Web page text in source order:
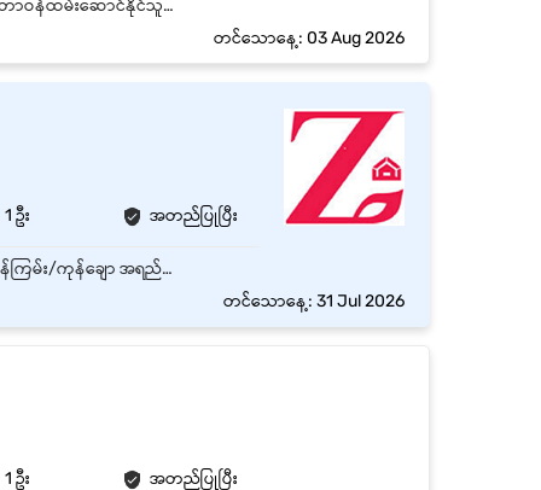
သင်ယူချင်စိတ်ရှိပြီး သင်ကြားတတ်မြောက်လွယ်သူဖြစ်ရမည် နေ့ဆိုင်း/ ညဆိုင်း အလှည့်ကျစနစ်ဖြင့် တာဝန်ထမ်းဆောင်နိုင်သူဖြစ်ရမည် ထုတ်လုပ်ရေးလုပ်နေဆဲ ကုန်ပစ္စည်းများကို အလေအလွင့်မရှိစေရန်စစ်ဆေးရမည် ချမှတ်ထားသောအရည်အသွေး စံချိန်စံနှုန်းများနှင့်အညီထုတ်လုပ်/ထုတ်ပိုးမှုတွင်ကူညီဆောင်ရွက်ပေးရမည်။ စားသောက်ကုန်လုပ်ငန်းဖြစ်သည့်အတွက် စည်းမျဉ်းစည်းကမ်းများကိုလိုက်နာပြီး သန့်ရှင်းမှုကို အလေးထားနိုင်ရမည်။ လုပ်ငန်းမစမှီ စက်/စက်နှင့် အနီးတစ်ဝိုက်ကို သန့်ရှင်းရေးလုပ်ခြင်းနှင့် ထုတ်လုပ်မှုအဆင်ပြေချောမွေ့စေရန် ပြင်ဆင်ပေးရမည်။
တင်သောနေ့: 03 Aug 2026
1 ဦး အတည်ပြုပြီး
ဓာတ်ခွဲခန်း လုပ်ငန်းဆောင်တာများ ဆောင်ရွက်ခြင်း: နေ့စဉ် QC ဓာတ်ခွဲခန်း၏ လုပ်ငန်းစဉ်များနှင့် ကုန်ကြမ်း/ကုန်ချော အရည်အသွေး စစ်ဆေးခြင်းလုပ်ငန်းများတွင် ပါဝင်ကူညီရန်။ နမူနာပစ္စည်းများ စစ်ဆေးခြင်း: သတ်မှတ်ထားသော QC Standard Operating Procedures (SOPs) များအတိုင်း နမူနာပစ္စည်းများကို စစ်ဆေးရန်နှင့် စစ်ဆေးတွေ့ရှိချက်များကို HOD (ဌာနမှူး) များထံ အစီရင်ခံတင်ပြရန်။ ဓာတ်ခွဲခန်းနှင့် စက်ပစ္စည်း ပြင်ဆင်ခြင်း: ဓာတ်ခွဲခန်းပြင်ဆင်ခြင်း၊ စက်ပစ္စည်းများ တပ်ဆင်/ပြင်ဆင်ခြင်းနှင့် လိုအပ်သော ပစ္စည်းကိရိယာများကို ဖြည့်တင်းထိန်းသိမ်းရန်။ ဓာတုပစ္စည်းနှင့် စက်ပစ္စည်းများ စောင့်ကြည့်စစ်ဆေးခြင်း: ဓာတုပစ္စည်းများ၊ စက်ပစ္စည်းများ၏ Calibration (စံချိန်စံညွှန်း ကိုက်ညီမှု) နှင့် ဓာတ်ခွဲခန်း သန့်ရှင်းရေးတို့ကို စနစ်တကျ စောင့်ကြည့်ထိန်းသိမ်းရန်။ အစီရင်ခံစာနှင့် လုပ်ငန်းစဉ်များ တိုးတက်စေခြင်း: QC အစီရင်ခံစာများ၊ လစဉ် အနှစ်ချုပ်စာရင်းများ ပြုစုရာတွင် ကူညီရန်နှင့် SOP (လုပ်ငန်းလမ်းညွှန်) များ ပိုမိုကောင်းမွန်လာစေရန် ပါဝင်ကူညီရန်။ ပြဿနာများ တင်ပြခြင်း: အရည်အသွေးဆိုင်ရာ ဖြစ်စဉ်များ သို့မဟုတ် စံချိန်စံညွှန်း မကိုက်ညီမှုများတွေ့ရှိပါက ချက်ချင်း သတင်းပို့ အစီရင်ခံရန်။ ဌာနပေါင်းစုံ ပူးပေါင်းဆောင်ရွက်ခြင်း: အရည်အသွေး ထိန်းချုပ်မှုဆိုင်ရာ ကိစ္စရပ်များတွင် အခြားဌာနများနှင့် ပူးပေါင်းဆောင်ရွက်ရန်။
တင်သောနေ့: 31 Jul 2026
1 ဦး အတည်ပြုပြီး